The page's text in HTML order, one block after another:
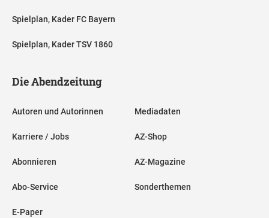
Spielplan, Kader FC Bayern
Spielplan, Kader TSV 1860
Die Abendzeitung
Autoren und Autorinnen
Karriere / Jobs
Abonnieren
Abo-Service
E-Paper
Mediadaten
AZ-Shop
AZ-Magazine
Sonderthemen